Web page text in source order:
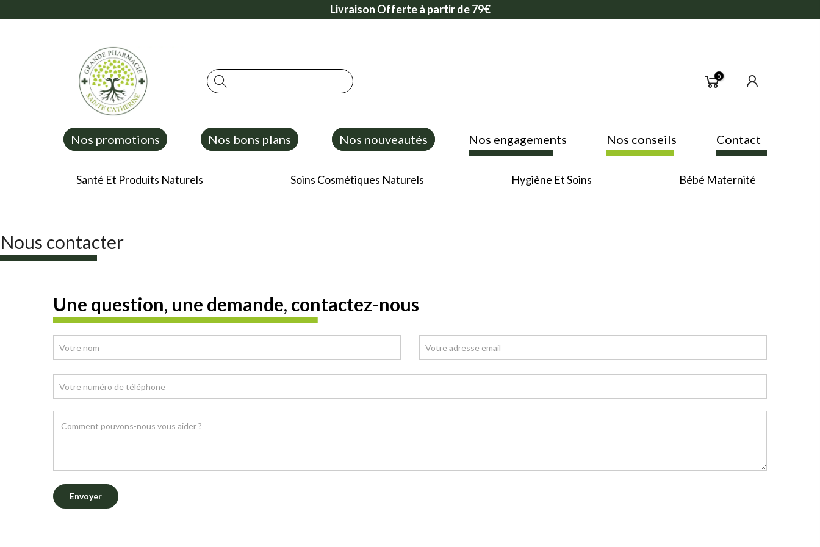
Livraison Offerte à partir de 79€
0
Nos promotions Nos bons plans Nos nouveautés Nos engagements Nos conseils Contact
Santé Et Produits Naturels Soins Cosmétiques Naturels Hygiène Et Soins Bébé Maternité
Nous contacter
Une question, une demande, contactez-nous
Envoyer